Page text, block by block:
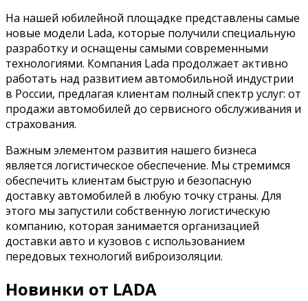
На нашей юбилейной площадке представлены самые
новые модели Lada, которые получили специальную
разработку и оснащены самыми современными
технологиями. Компания Lada продолжает активно
работать над развитием автомобильной индустрии
в России, предлагая клиентам полный спектр услуг: от
продажи автомобилей до сервисного обслуживания и
страхования.
Важным элементом развития нашего бизнеса
является логистическое обеспечение. Мы стремимся
обеспечить клиентам быструю и безопасную
доставку автомобилей в любую точку страны. Для
этого мы запустили собственную логистическую
компанию, которая занимается организацией
доставки авто и кузовов с использованием
передовых технологий виброизоляции.
Новинки от LADA